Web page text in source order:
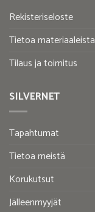
Rekisteriseloste
Tietoa materiaaleista
Tilaus ja toimitus
SILVERNET
Tapahtumat
Tietoa meistä
Korukutsut
Jälleenmyyjät